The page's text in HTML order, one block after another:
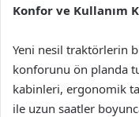
Konfor ve Kullanım
Yeni nesil traktörlerin
konforunu ön planda
kabinleri, ergonomik
ile uzun saatler